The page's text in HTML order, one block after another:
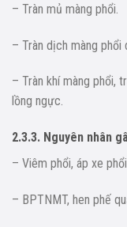
– Tràn mủ màng phổi.
– Tràn dịch màng phổi
– Tràn khí màng phổi,
lồng ngực.
2.3.3. Nguyên nhân
– Viêm phổi, áp xe
– BPTNMT, hen phế